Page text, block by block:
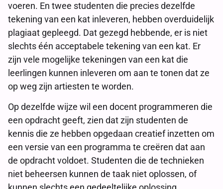
voeren. En twee studenten die precies dezelfde
tekening van een kat inleveren, hebben overduidelijk
plagiaat gepleegd. Dat gezegd hebbende, er is niet
slechts één acceptabele tekening van een kat. Er
zijn vele mogelijke tekeningen van een kat die
leerlingen kunnen inleveren om aan te tonen dat ze
op weg zijn artiesten te worden.
Op dezelfde wijze wil een docent programmeren die
een opdracht geeft, zien dat zijn studenten de
kennis die ze hebben opgedaan creatief inzetten om
een versie van een programma te creëren dat aan
de opdracht voldoet. Studenten die de technieken
niet beheersen kunnen de taak niet oplossen, of